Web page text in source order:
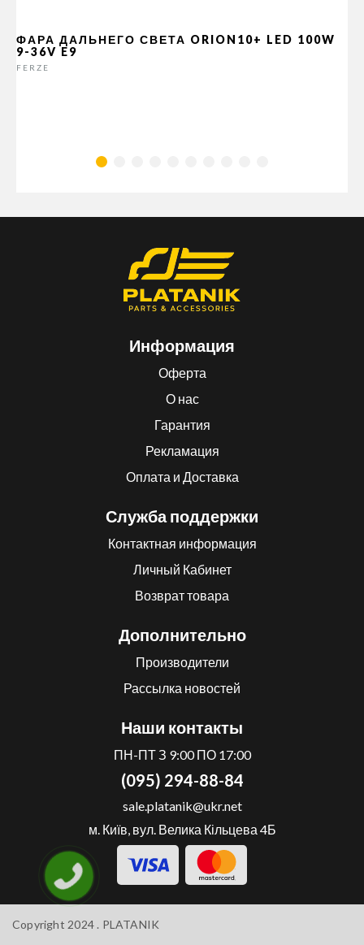
ФАРА ДАЛЬНЕГО СВЕТА ORION10+ LED 100W
9-36V E9
FERZE
Информация
Оферта
О нас
Гарантия
Рекламация
Оплата и Доставка
Служба поддержки
Контактная информация
Личный Кабинет
Возврат товара
Дополнительно
Производители
Рассылка новостей
Наши контакты
ПН-ПТ З 9:00 ПО 17:00
(095) 294-88-84
sale.platanik@ukr.net
м. Київ, вул. Велика Кільцева 4Б
Copyright 2024 . PLATANIK